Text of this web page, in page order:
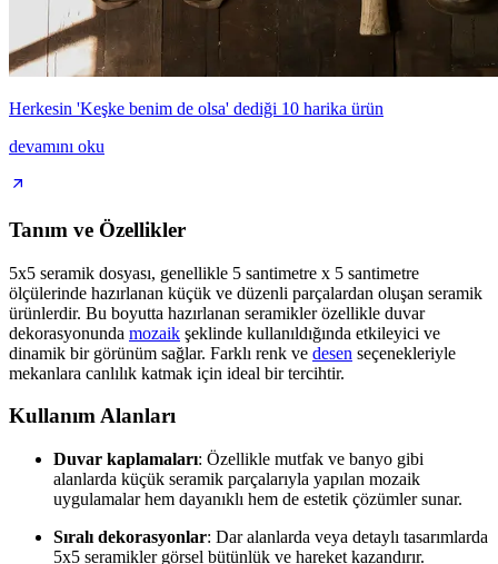
Herkesin 'Keşke benim de olsa' dediği 10 harika ürün
devamını oku
Tanım ve Özellikler
5x5 seramik dosyası, genellikle 5 santimetre x 5 santimetre
ölçülerinde hazırlanan küçük ve düzenli parçalardan oluşan seramik
ürünlerdir. Bu boyutta hazırlanan seramikler özellikle duvar
dekorasyonunda mozaik şeklinde kullanıldığında etkileyici ve
dinamik bir görünüm sağlar. Farklı renk ve desen seçenekleriyle
mekanlara canlılık katmak için ideal bir tercihtir.
Kullanım Alanları
Duvar kaplamaları: Özellikle mutfak ve banyo gibi
alanlarda küçük seramik parçalarıyla yapılan mozaik
uygulamalar hem dayanıklı hem de estetik çözümler sunar.
Sıralı dekorasyonlar: Dar alanlarda veya detaylı tasarımlarda
5x5 seramikler görsel bütünlük ve hareket kazandırır.